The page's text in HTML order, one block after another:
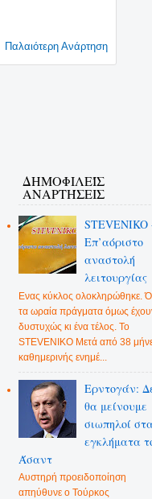
Παλαιότερη Ανάρτηση
ΔΗΜΟΦΙΛΕΊΣ
ΑΝΑΡΤΉΣΕΙΣ
STEVENIKO
Επ’αόριστο
αναστολή
λειτουργίας
Ενας κύκλος ολοκληρώθηκε.
τα ωραία πράγματα όμως
δυστυχώς κι ένα τέλος. Το
STEVENIKO Μετά από 38
καθημερινής ενημέ...
Ερντογάν:
θα μείνουμε
σιωπηλοί στα
εγκλήματα
Άσαντ
Αυστηρή προειδοποίηση
απηύθυνε ο Τούρκος